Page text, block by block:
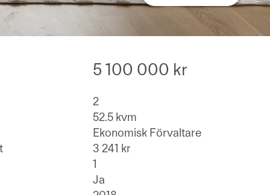
5 100 000 kr
2
52.5 kvm
Ekonomisk Förvaltare
3 241 kr
1
Ja